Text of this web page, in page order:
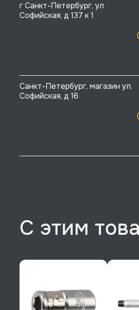
г Санкт-Петербург, ул
Софийская, д 137 к 1
Санкт-Петербург, магазин ул.
Софийская, д 16
С этим